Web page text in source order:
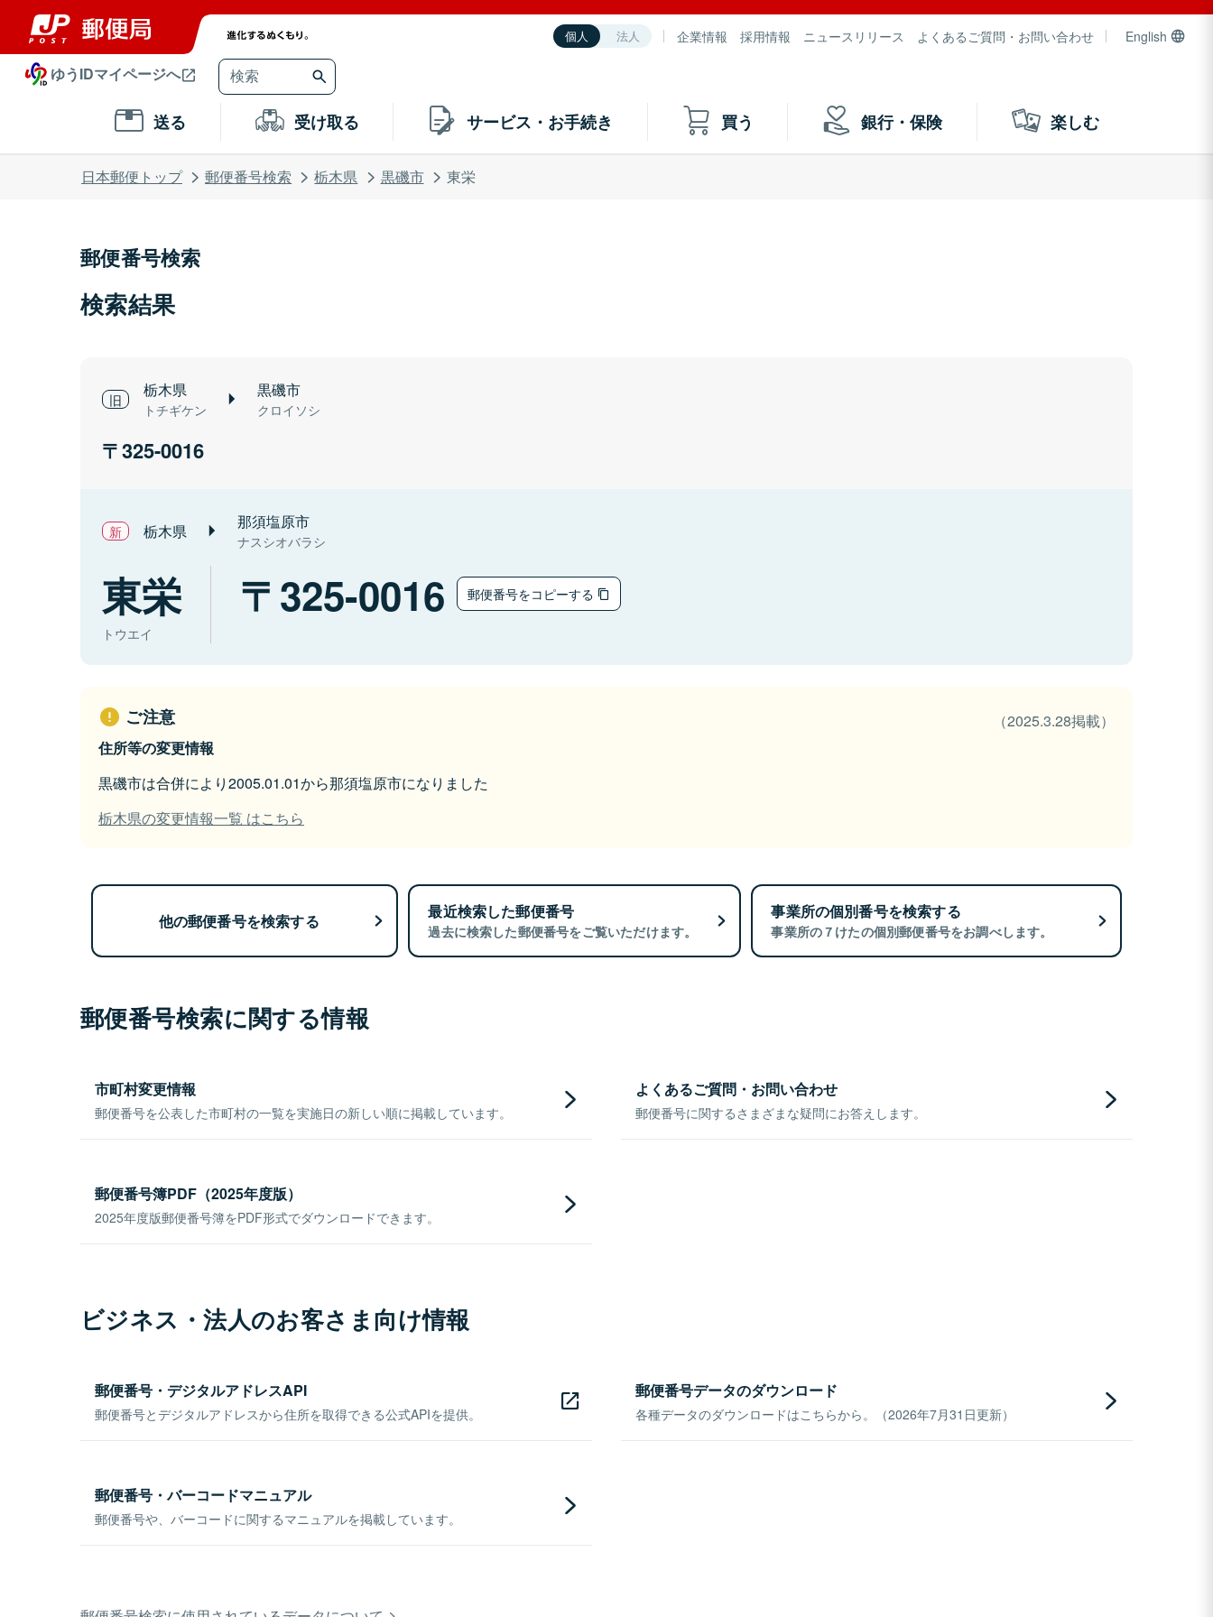
個人 法人 企業情報 採用情報 ニュースリリース よくあるご質問・お問い合わせ English
ゆうIDマイページへ
送る 受け取る サービス・お手続き 買う 銀行・保険 楽しむ
日本郵便トップ 郵便番号検索 栃木県 黒磯市 東栄
郵便番号検索
検索結果
栃木県
トチギケン
黒磯市
クロイソシ
325-0016
栃木県 那須塩原市
ナスシオバラシ
東栄
トウエイ
325-0016 郵便番号をコピーする
ご注意
（2025.3.28掲載）
住所等の変更情報
黒磯市は合併により2005.01.01から那須塩原市になりました
栃木県の変更情報一覧 はこちら
他の郵便番号を検索する 最近検索した郵便番号
過去に検索した郵便番号をご覧いただけます。
事業所の個別番号を検索する
事業所の７けたの個別郵便番号をお調べします。
郵便番号検索に関する情報
市町村変更情報
郵便番号を公表した市町村の一覧を実施日の新しい順に掲載しています。
よくあるご質問・お問い合わせ
郵便番号に関するさまざまな疑問にお答えします。
郵便番号簿PDF（2025年度版）
2025年度版郵便番号簿をPDF形式でダウンロードできます。
ビジネス・法人のお客さま向け情報
郵便番号・デジタルアドレスAPI
郵便番号とデジタルアドレスから住所を取得できる公式APIを提供。
郵便番号データのダウンロード
各種データのダウンロードはこちらから。（2026年7月31日更新）
郵便番号・バーコードマニュアル
郵便番号や、バーコードに関するマニュアルを掲載しています。